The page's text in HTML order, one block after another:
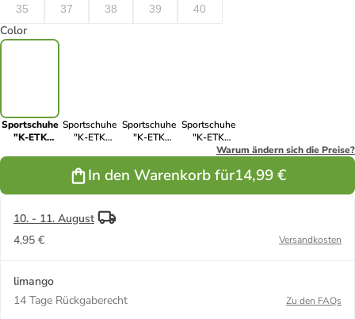
35 37 38 39 40
Color
Sportschuhe
"K-ETK
Sportschuhe
"K-ETK
Sportschuhe
"K-ETK
Sportschuhe
"K-ETK
Dunnart" inWarum ändern sich die Preise?
In den Warenkorb für14,99 €
10. - 11. August
4,95 €
Versandkosten
limango
14 Tage Rückgaberecht
Zu den FAQs